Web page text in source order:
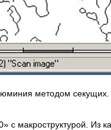
методом
c макроструктурой. Из